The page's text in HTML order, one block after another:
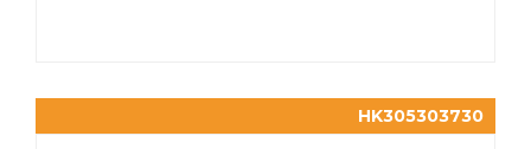
HK305303730